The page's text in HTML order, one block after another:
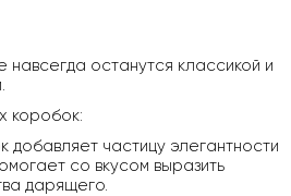
навсегда останутся классикой и
коробок:
добавляет частицу элегантности
со вкусом выразить
дарящего.